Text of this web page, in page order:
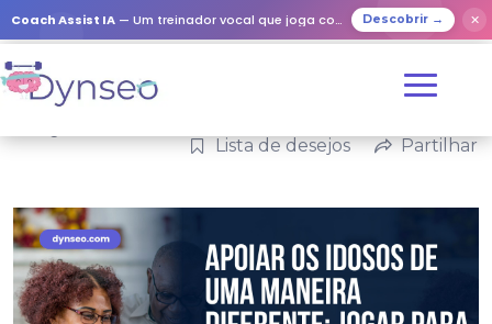
Coach Assist IA — Um treinador vocal que joga com os seus entes queridos Descobrir → ✕
Lista de desejos Partilhar